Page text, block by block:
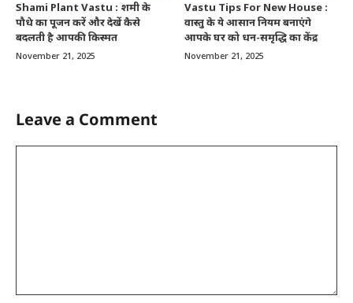
Shami Plant Vastu : शमी के
पौधे का पूजन करें और देखें कैसे
बदलती है आपकी किस्मत
November 21, 2025
Vastu Tips For New House :
वास्तु के ये आसान नियम बनाएंगे
आपके घर को धन-समृद्धि का केंद्र
November 21, 2025
Leave a Comment